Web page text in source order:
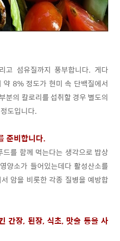
고 섬유질까지 풍부합니다. 게다
약 8% 정도가 현미 속 단백질에서
분의 칼로리를 섭취할 경우 별도의
도입니다.
준비합니다.
를 함께 먹는다는 생각으로 밥상
양소가 들어있는데다 활성산소를
암을 비롯한 각종 질병을 예방합
간장, 된장, 식초, 맛술 등을 사